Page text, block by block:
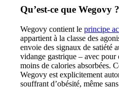
Qu’est-ce que Wegovy ?
Wegovy contient leprincipe
appartient à la classe des
envoie des signaux de satiété
vidange gastrique – avec
moins de calories absorbées.
Wegovy est explicitement
souffrant d’obésité, même